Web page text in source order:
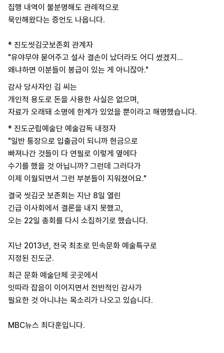
집행 내역이 불분명해도 관례적으로
묵인해왔다는 증언도 나옵니다.
* 진도씻김굿보존회 관계자
"유야무야 묻어주고 설사 결손이 났더라도 어디 썼겠지...
왜냐하면 이분들이 봉급이 있는 게 아니잖아."
감사 당사자인 김 씨는
개인적 용도로 돈을 사용한 사실은 없으며,
자료가 오래돼 소명에 한계가 있었을 뿐이라고 해명했습니다.
* 진도군립예술단 예술감독 내정자
"일반 통장으로 입출금이 되니까 현금으로
빠져나간 것들이 다 연필로 이렇게 옆에다
수기를 했을 것 아닙니까? 그런데 그러다가
이제 이월되면서 그런 부분들이 지워졌어요."
결국 씻김굿 보존회는 지난 8일 열린
긴급 이사회에서 결론을 내지 못했고,
오는 22일 총회를 다시 소집하기로 했습니다.
지난 2013년, 전국 최초로 민속문화 예술특구로
지정된 진도군.
최근 문화 예술단체 곳곳에서
잇따라 잡음이 이어지면서 전반적인 감사가
필요한 것 아니냐는 목소리가 나오고 있습니다.
MBC뉴스 최다훈입니다.